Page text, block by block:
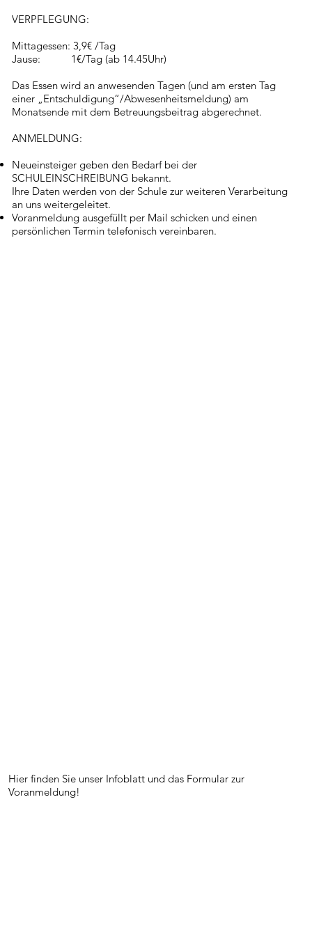
VERPFLEGUNG:
Mittagessen: 3,9€ /Tag
Jause: 1€/Tag (ab 14.45Uhr)
Das Essen wird an anwesenden Tagen (und am ersten Tag
einer „Entschuldigung“/Abwesenheitsmeldung) am
Monatsende mit dem Betreuungsbeitrag abgerechnet.
ANMELDUNG:
Neueinsteiger geben den Bedarf bei der
SCHULEINSCHREIBUNG bekannt.
Ihre Daten werden von der Schule zur weiteren Verarbeitung
an uns weitergeleitet.
Voranmeldung ausgefüllt per Mail schicken und einen
persönlichen Termin telefonisch vereinbaren.
Hier finden Sie unser Infoblatt und das Formular zur
Voranmeldung!